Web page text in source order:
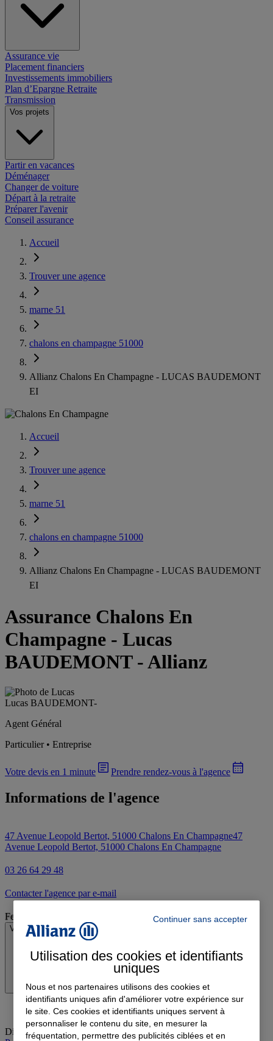
Assurance vie
Placement financiers
Investissements immobiliers
Plan d’Epargne Retraite
Transmission
Vos projets
Partir en vacances
Déménager
Changer de voiture
Départ à la retraite
Préparer l'avenir
Conseil assurance
Accueil
Trouver une agence
marne 51
chalons en champagne 51000
Allianz Chalons En Champagne - LUCAS BAUDEMONT
EI
Accueil
Trouver une agence
marne 51
chalons en champagne 51000
Allianz Chalons En Champagne - LUCAS BAUDEMONT
EI
Assurance Chalons En
Champagne - Lucas
BAUDEMONT - Allianz
Lucas BAUDEMONT-
Agent Général
Particulier • Entreprise
Votre devis en 1 minute Prendre rendez-vous à l'agence
Informations de l'agence
47 Avenue Leopold Bertot, 51000 Chalons En Champagne47
Avenue Leopold Bertot, 51000 Chalons En Champagne
03 26 64 29 48
Contacter l'agence par e-mail
Fermé
Voir les horaires
Dimanche
Fermé
Continuer sans accepter
Utilisation des cookies et identifiants
uniques
Nous et nos partenaires utilisons des cookies et
identifiants uniques afin d'améliorer votre expérience sur
le site. Ces cookies et identifiants uniques servent à
personnaliser le contenu du site, en mesurer la
fréquentation, permettre des publicités ciblées et en